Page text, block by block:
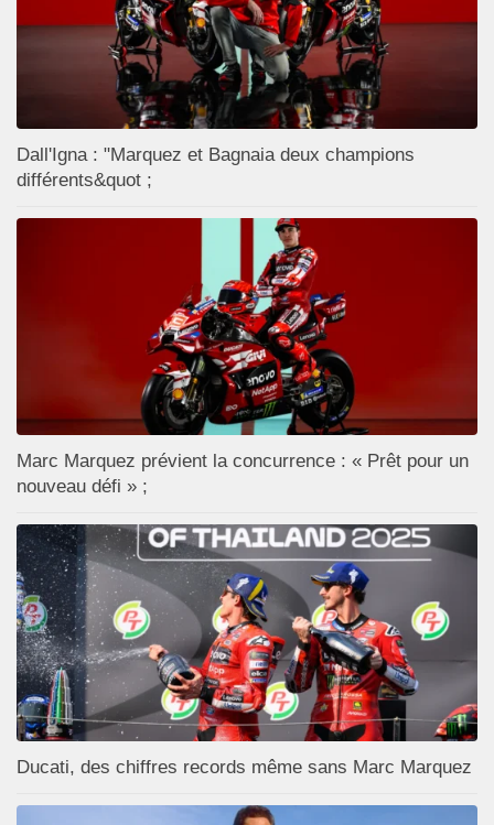
Dall'Igna : "Marquez et Bagnaia deux champions
différents&quot ;
Marc Marquez prévient la concurrence : « Prêt pour un
nouveau défi » ;
Ducati, des chiffres records même sans Marc Marquez